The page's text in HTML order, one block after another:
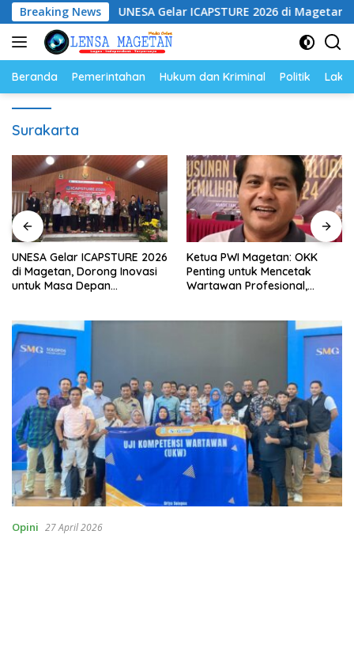
Langsung
ke
konten
Breaking NewsUNESA Gelar ICAPSTURE 2026 di Magetan,
Beranda Pemerintahan Hukum dan Kriminal Politik
Surakarta
UNESA Gelar ICAPSTURE 2026
di Magetan, Dorong Inovasi
untuk Masa Depan
Ketua PWI Magetan: OKK
Penting untuk Mencetak
Wartawan Profesional,
Opini 27 April 2026